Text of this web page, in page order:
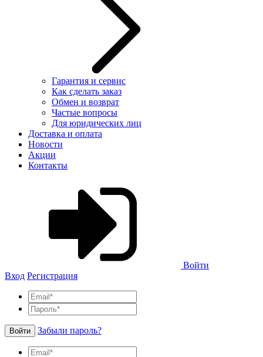
Гарантия и сервис
Как сделать заказ
Обмен и возврат
Частые вопросы
Для юридических лиц
Доставка и оплата
Новости
Акции
Контакты
Войти
Вход Регистрация
Войти Забыли пароль?